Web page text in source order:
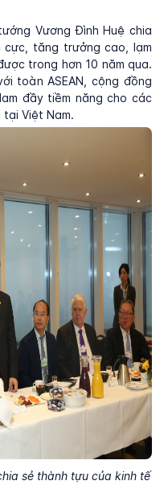
Vương Đình Huệ chia
tăng trưởng cao, lạm
trong hơn 10 năm qua.
toàn ASEAN, cộng đồng
đầy tiềm năng cho các
tại Việt Nam.
sẻ thành tựu của kinh tế